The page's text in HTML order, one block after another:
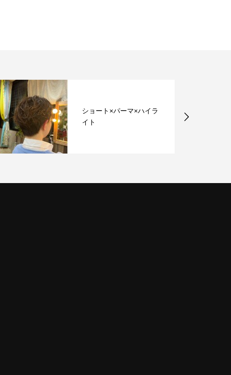
ショート×パーマ×ハイラ
イト